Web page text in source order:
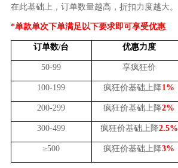
在此基础上，订单数量越高，折扣力度越大。
*单款单次下单满足以下要求即可享受优惠
订单数/台 优惠力度
50-99 享疯狂价
100-199 疯狂价基础上降1%
200-299 疯狂价基础上降2%
300-499 疯狂价基础上降2.5%
≥500 疯狂价基础上降3%